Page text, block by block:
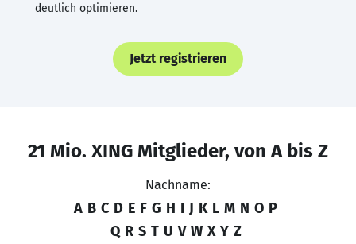
deutlich optimieren.
Jetzt registrieren
21 Mio. XING Mitglieder, von A bis Z
Nachname:
A B C D E F G H I J K L M N O P
Q R S T U V W X Y Z